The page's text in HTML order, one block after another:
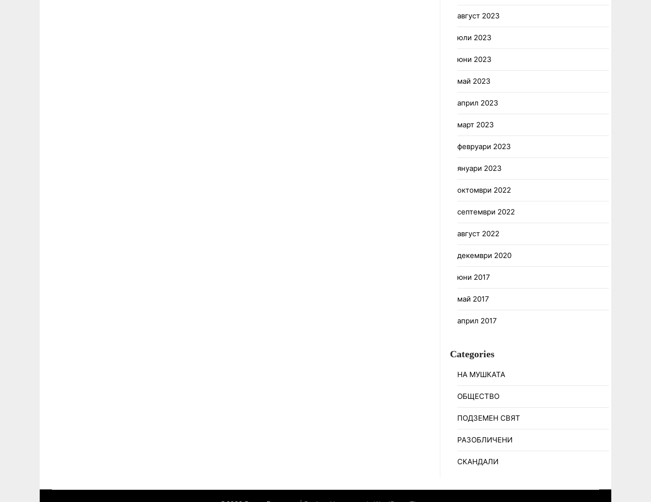
август 2023
юли 2023
юни 2023
май 2023
април 2023
март 2023
февруари 2023
януари 2023
октомври 2022
септември 2022
август 2022
декември 2020
юни 2017
май 2017
април 2017
Categories
НА МУШКАТА
ОБЩЕСТВО
ПОДЗЕМЕН СВЯТ
РАЗОБЛИЧЕНИ
СКАНДАЛИ